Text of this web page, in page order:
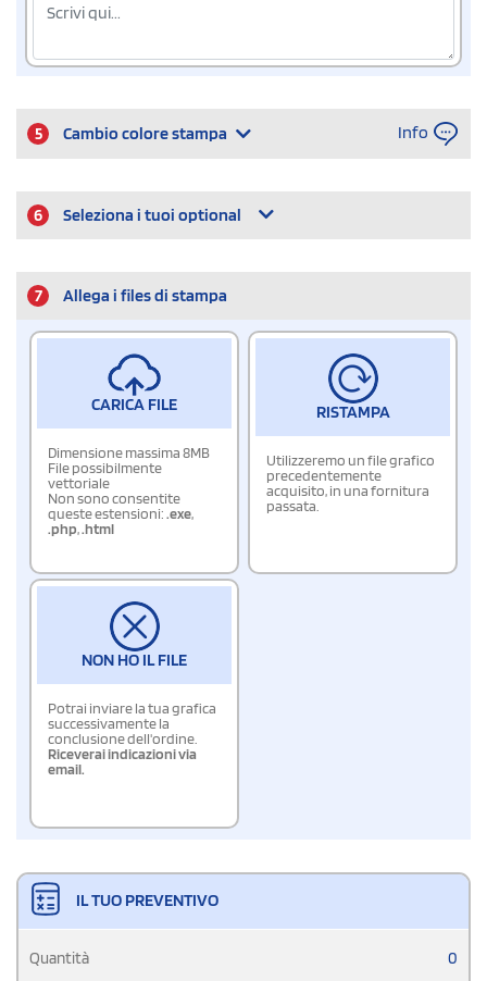
5 Cambio colore stampa Info
6 Seleziona i tuoi optional
7 Allega i files di stampa
CARICA FILE
Dimensione massima 8MB
File possibilmente
vettoriale
Non sono consentite
queste estensioni:.exe,
.php,.html
RISTAMPA
Utilizzeremo un file grafico
precedentemente
acquisito, in una fornitura
passata.
NON HO IL FILE
Potrai inviare la tua grafica
successivamente la
conclusione dell'ordine.
Riceverai indicazioni via
email.
IL TUO PREVENTIVO
Quantità 0